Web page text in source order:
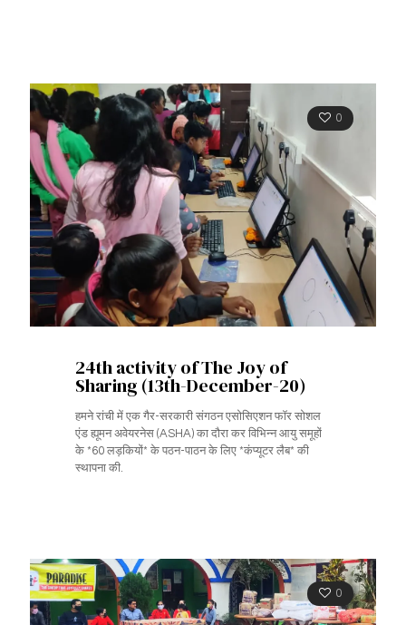
0
24th activity of The Joy of
Sharing (13th-December-20)
हमने रांची में एक गैर-सरकारी संगठन एसोसिएशन फॉर सोशल
एंड ह्यूमन अवेयरनेस (ASHA) का दौरा कर विभिन्न आयु समूहों
के *60 लड़कियों* के पठन-पाठन के लिए *कंप्यूटर लैब* की
स्थापना की.
0